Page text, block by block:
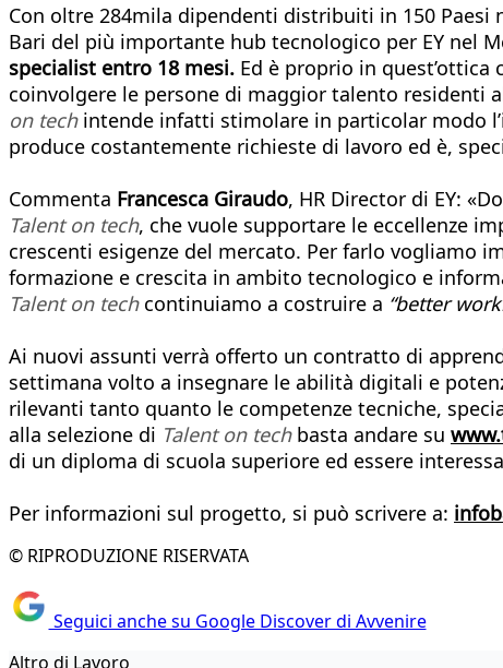
Con oltre 284mila dipendenti distribuiti in 150 Paesi
Bari del più importante hub tecnologico per EY nel
specialist entro 18 mesi. Ed è proprio in quest’ottica
coinvolgere le persone di maggior talento residenti
on tech intende infatti stimolare in particolar modo
produce costantemente richieste di lavoro ed è,
Commenta Francesca Giraudo, HR Director di EY:
Talent on tech, che vuole supportare le eccellenze
crescenti esigenze del mercato. Per farlo vogliamo
formazione e crescita in ambito tecnologico e
Talent on tech continuiamo a costruire a “better
Ai nuovi assunti verrà offerto un contratto di
settimana volto a insegnare le abilità digitali e
rilevanti tanto quanto le competenze tecniche,
alla selezione di Talent on tech basta andare su
di un diploma di scuola superiore ed essere
Per informazioni sul progetto, si può scrivere a:
© RIPRODUZIONE RISERVATA
Seguici anche su Google Discover di Avvenire
Altro di Lavoro